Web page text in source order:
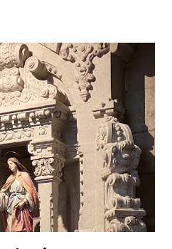
Viana do Castelo (2019.10.25)
(2019.10.25) Feira Semanal
Feira Semanal em Viana do
em Viana do Castelo